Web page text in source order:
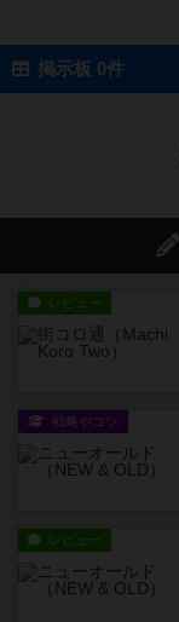
掲示板 0件
レビュー
戦略やコツ
レビュー